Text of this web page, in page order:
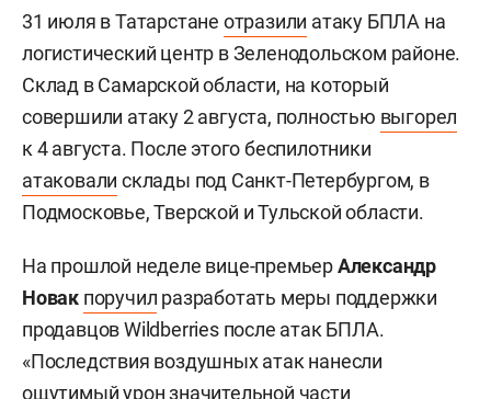
31 июля в Татарстане отразили атаку БПЛА на
логистический центр в Зеленодольском районе.
Склад в Самарской области, на который
совершили атаку 2 августа, полностью выгорел
к 4 августа. После этого беспилотники
атаковали склады под Санкт-Петербургом, в
Подмосковье, Тверской и Тульской области.
На прошлой неделе вице-премьерАлександр
Новак поручил разработать меры поддержки
продавцов Wildberries после атак БПЛА.
«Последствия воздушных атак нанесли
ощутимый урон значительной части